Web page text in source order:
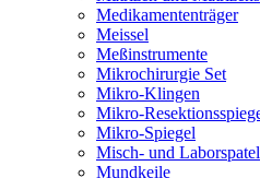
Medikamententräger
Meissel
Meßinstrumente
Mikrochirurgie Set
Mikro-Klingen
Mikro-
Mikro-Spiegel
Misch- und Laborspatel
Mundkeile